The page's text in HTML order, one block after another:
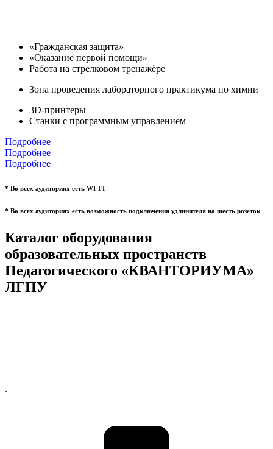
«Гражданская защита»
«Оказание первой помощи»
Работа на стрелковом тренажёре
Зона проведения лабораторного практикума по химии
3D-принтеры
Станки с программным управлением
Подробнее
Подробнее
Подробнее
* Во всех аудиториях есть WI-FI
* Во всех аудиториях есть возможность подключения удлинителя на шесть розеток
Каталог оборудования
образовательных пространств
Педагогического «КВАНТОРИУМА»
ЛГПУ
.